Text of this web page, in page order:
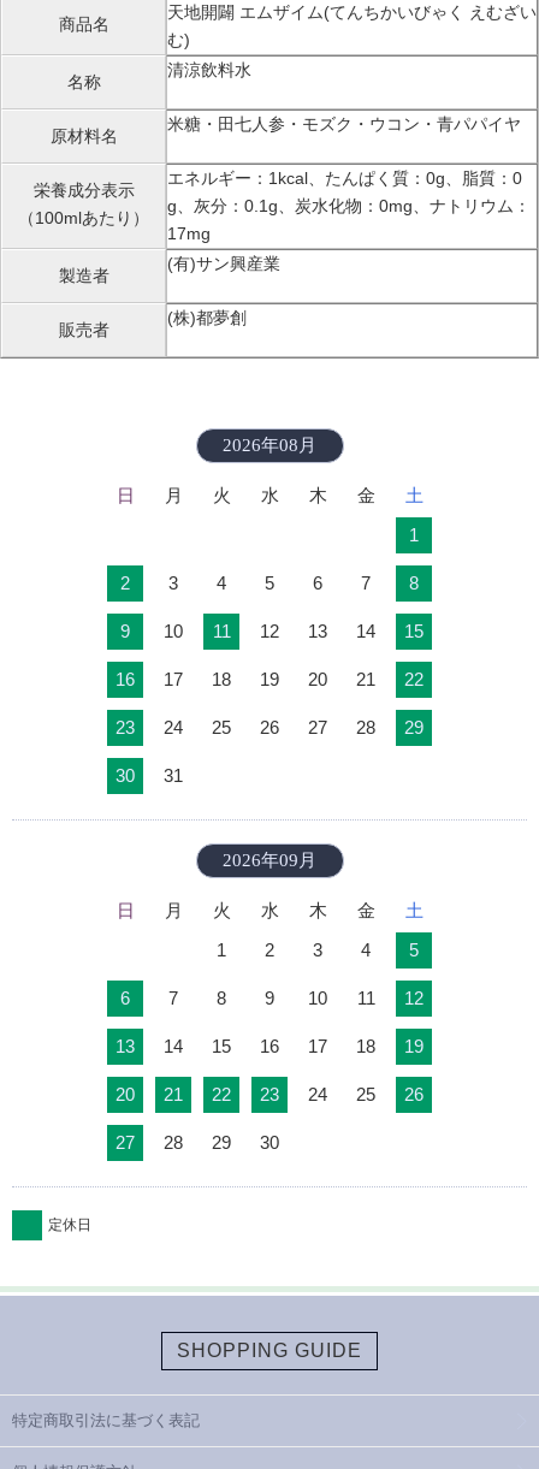
商品名
天地開闢 エムザイム(てんちかいびゃく えむざい
む)
名称
清涼飲料水
原材料名
米糖・田七人参・モズク・ウコン・青パパイヤ
栄養成分表示
（100mlあたり）
エネルギー：1kcal、たんぱく質：0g、脂質：0
g、灰分：0.1g、炭水化物：0mg、ナトリウム：
17mg
製造者
(有)サン興産業
販売者
(株)都夢創
2026年08月
日 月 火 水 木 金
土
1
2 3 4 5 6 7 8
9 10 11 12 13 14 15
16 17 18 19 20 21 22
23 24 25 26 27 28 29
30 31
2026年09月
日 月 火 水 木 金
土
1
2 3 4 5
6 7 8 9 10 11 12
13 14 15 16 17 18 19
20 21 22 23 24 25 26
27 28 29 30
定休日
SHOPPING GUIDE
特定商取引法に基づく表記